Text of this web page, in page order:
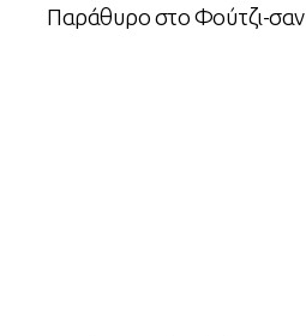
Παράθυρο στο Φούτζι-σαν